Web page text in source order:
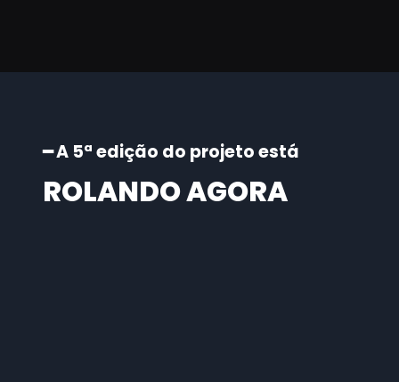
━ A 5ª edição do projeto está
ROLANDO AGORA